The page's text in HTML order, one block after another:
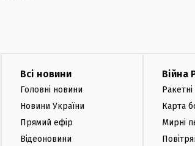
Всі новини
Головні новини
Новини України
Прямий ефір
Відеоновини
Війна
Карта
Мирні